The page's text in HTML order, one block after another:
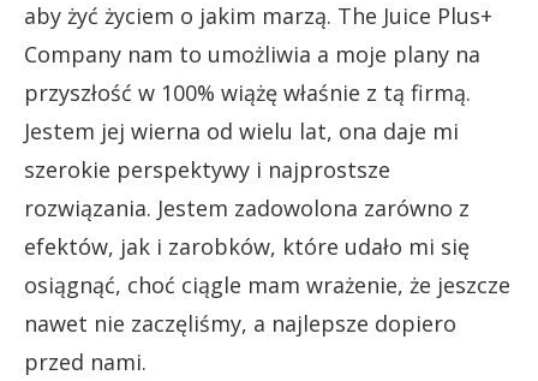
aby żyć życiem o jakim marzą. The Juice Plus+
Company nam to umożliwia a moje plany na
przyszłość w 100% wiążę właśnie z tą firmą.
Jestem jej wierna od wielu lat, ona daje mi
szerokie perspektywy i najprostsze
rozwiązania. Jestem zadowolona zarówno z
efektów, jak i zarobków, które udało mi się
osiągnąć, choć ciągle mam wrażenie, że jeszcze
nawet nie zaczęliśmy, a najlepsze dopiero
przed nami.